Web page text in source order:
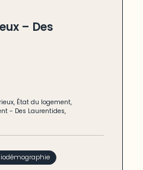
– Des
, État du logement,
- Des Laurentides,